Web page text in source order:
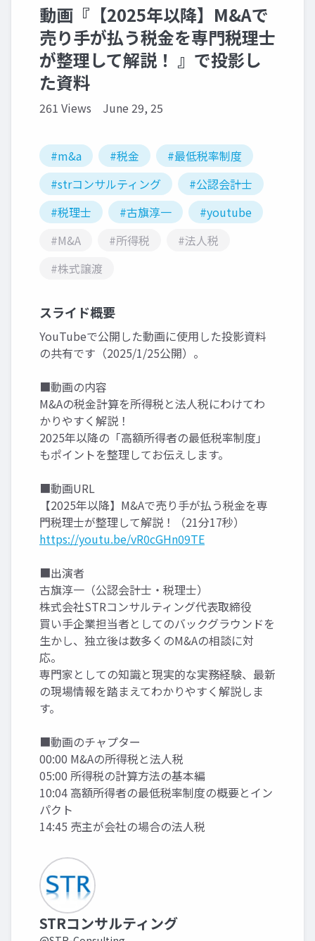
動画『【2025年以降】M&Aで
売り手が払う税金を専門税理士
が整理して解説！ 』で投影し
た資料
261 Views June 29, 25
#m&a #税金
#最低税率制度
#strコンサルティング
#公認会計士
#税理士
#古旗淳一
#youtube
#M&A
#所得税
#法人税
#株式譲渡
スライド概要
YouTubeで公開した動画に使用した投影資料
の共有です（2025/1/25公開）。
■動画の内容
M&Aの税金計算を所得税と法人税にわけてわ
かりやすく解説！
2025年以降の「高額所得者の最低税率制度」
もポイントを整理してお伝えします。
■動画URL
【2025年以降】M&Aで売り手が払う税金を専
門税理士が整理して解説！（21分17秒）
https://youtu.be/vR0cGHn09TE
■出演者
古旗淳一（公認会計士・税理士）
株式会社STRコンサルティング代表取締役
買い手企業担当者としてのバックグラウンドを
生かし、独立後は数多くのM&Aの相談に対
応。
専門家としての知識と現実的な実務経験、最新
の現場情報を踏まえてわかりやすく解説しま
す。
■動画のチャプター
00:00 M&Aの所得税と法人税
05:00 所得税の計算方法の基本編
10:04 高額所得者の最低税率制度の概要とイン
パクト
14:45 売主が会社の場合の法人税
STRコンサルティング